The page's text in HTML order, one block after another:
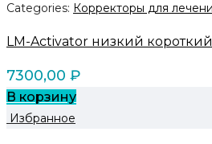
Categories: Корректоры для
LM-Activator низкий короткий
7300,00 ₽
В корзину
Избранное